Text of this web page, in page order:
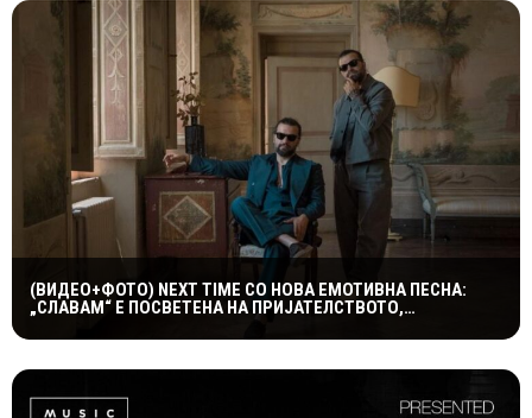
(ВИДЕО+ФОТО) NEXT TIME СО НОВА ЕМОТИВНА ПЕСНА:
„СЛАВАМ“ Е ПОСВЕТЕНА НА ПРИЈАТЕЛСТВОТО,
КУМСТВОТО И СПОМЕНИТЕ ШТО ТРААТ ЗАСЕКОГАШ